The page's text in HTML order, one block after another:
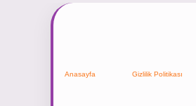
Anasayfa Gizlilik Politikası